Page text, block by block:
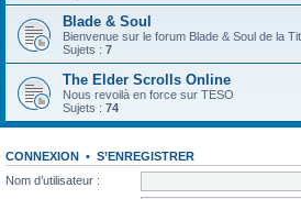
Blade & Soul
Bienvenue sur le forum Blade & Soul de la
Sujets : 7
The Elder Scrolls Online
Nous revoilà en force sur TESO
Sujets : 74
CONNEXION • S’ENREGISTRER
Nom d’utilisateur :